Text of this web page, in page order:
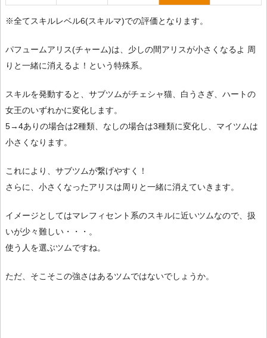
※全てスキルレベル6(スキルマ)での評価となります。
パフュームアリス(チャーム)は、少しの間アリスが小さくなるよ 周
りと一緒に消えるよ！という特殊系。
スキルを発動すると、サブツムがチェシャ猫、白うさぎ、ハートの
女王のいずれかに変化します。
5→4ありの場合は2種類、なしの場合は3種類に変化し、マイツムは
小さくなります。
これにより、サブツムが繋げやすく！
さらに、小さくなったアリスは周りと一緒に消えていきます。
イメージとしてはマレフィセント系のスキルに近いツムなので、扱
いが少々難しい・・・。
使う人を選ぶツムですね。
ただ、そこそこの強さはあるツムではないでしょうか。